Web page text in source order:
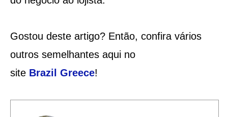
Gostou deste artigo? Então, confira vários
outros semelhantes aqui no
site Brazil Greece!